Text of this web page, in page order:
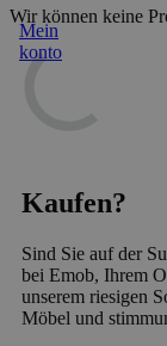
Mein
konto
Wir können keine
Kaufen?
Sind Sie auf der
bei Emob, Ihrem
unserem riesigen
Möbel und